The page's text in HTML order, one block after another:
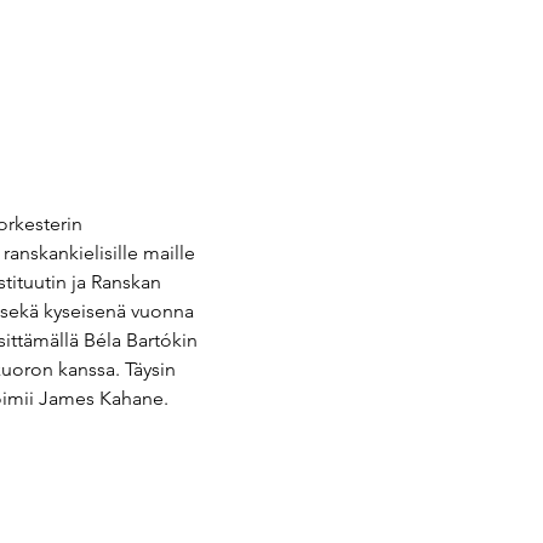
maille
ja Ranskan
kyseisenä vuonna
Béla Bartókin
kanssa. Täysin
James Kahane.